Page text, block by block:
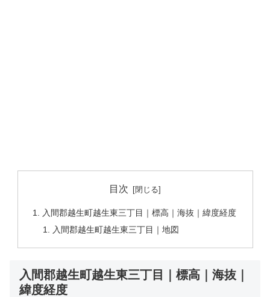
目次
入間郡越生町越生東三丁目｜標高｜海抜｜緯度経度
入間郡越生町越生東三丁目｜地図
入間郡越生町越生東三丁目｜標高｜海抜｜
緯度経度